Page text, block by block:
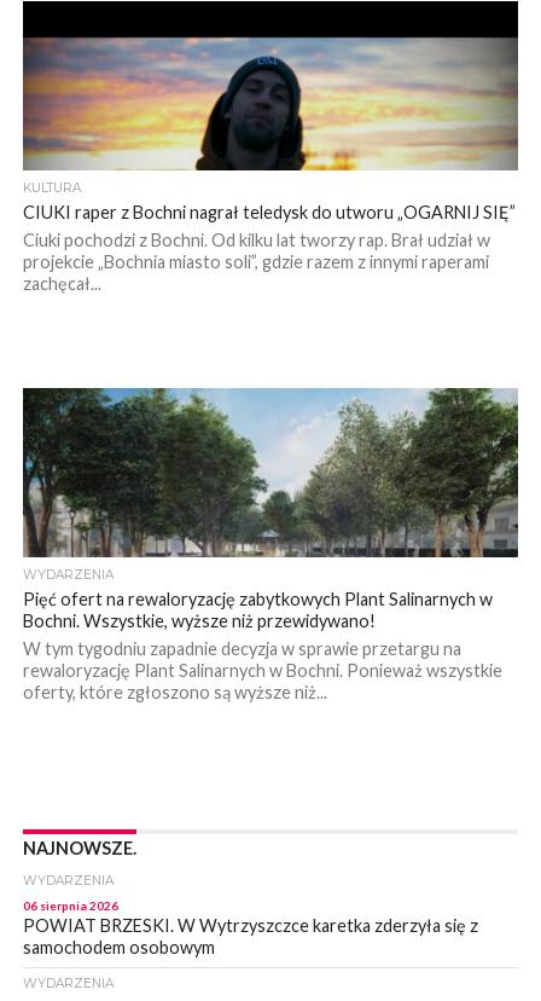
KULTURA
CIUKI raper z Bochni nagrał teledysk do utworu „OGARNIJ SIĘ”
Ciuki pochodzi z Bochni. Od kilku lat tworzy rap. Brał udział w
projekcie „Bochnia miasto soli”, gdzie razem z innymi raperami
zachęcał...
WYDARZENIA
Pięć ofert na rewaloryzację zabytkowych Plant Salinarnych w
Bochni. Wszystkie, wyższe niż przewidywano!
W tym tygodniu zapadnie decyzja w sprawie przetargu na
rewaloryzację Plant Salinarnych w Bochni. Ponieważ wszystkie
oferty, które zgłoszono są wyższe niż...
NAJNOWSZE.
WYDARZENIA
06 sierpnia 2026
POWIAT BRZESKI. W Wytrzyszczce karetka zderzyła się z
samochodem osobowym
WYDARZENIA